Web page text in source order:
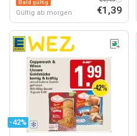
Bald gültig
Gültig ab morgen €1,39
-42%